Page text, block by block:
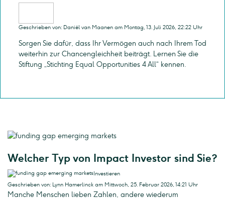
Geschrieben von: Daniël van Maanen am Montag, 13. Juli 2026, 22:22 Uhr
Sorgen Sie dafür, dass Ihr Vermögen auch nach Ihrem Tod
weiterhin zur Chancengleichheit beiträgt. Lernen Sie die
Stiftung „Stichting Equal Opportunities 4 All“ kennen.
Welcher Typ von Impact Investor sind Sie?
Investieren
Geschrieben von: Lynn Hamerlinck am Mittwoch, 25. Februar 2026, 14:21 Uhr
Manche Menschen lieben Zahlen, andere wiederum